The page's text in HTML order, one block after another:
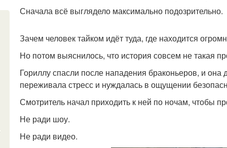
Сначала всё выглядело максимально подозрительно.
Зачем человек тайком идёт туда, где находится
Но потом выяснилось, что история совсем не такая
Гориллу спасли после нападения браконьеров, и
переживала стресс и нуждалась в ощущении
Смотритель начал приходить к ней по ночам, чтобы
Не ради шоу.
Не ради видео.